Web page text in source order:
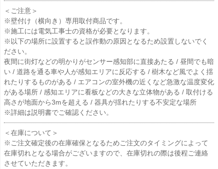
＜ご注意＞
※壁付け（横向き）専用取付商品です。
※施工には電気工事士の資格が必要となります。
※以下の場所に設置すると誤作動の原因となるため設置しないでく
ださい。
夜間に街灯などの明かりがセンサー感知部に直接あたる / 昼間でも暗
い / 道路を通る車や人が感知エリアに反応する / 樹木など風でよく揺
れたりするものがある / エアコンの室外機の近くなど急激な温度変化
がある場所 / 感知エリアに看板などの大きな立体物がある / 取付ける
高さが地面から3mを超える / 器具が揺れたりする不安定な場所
※詳細は説明書でご確認ください。
＜在庫について＞
※ご注文確定後の在庫確保となるためご注文のタイミングによって
在庫切れとなる場合がございますので、在庫切れの際は後程ご連絡
させていただきます。